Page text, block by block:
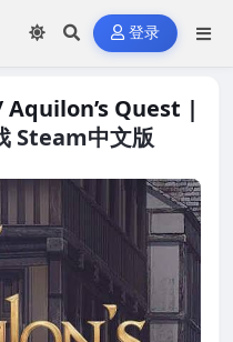
登录
Aquilon’s Quest |
Steam中文版